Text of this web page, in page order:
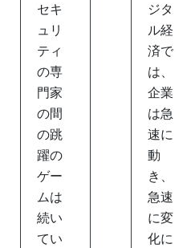
セキ
ュリ
ティ
の専
門家
の間
の跳
躍の
ゲー
ムは
続い
てい
ジタ
ル経
済で
は、
企業
は急
速に
動
き、
急速
に変
化に